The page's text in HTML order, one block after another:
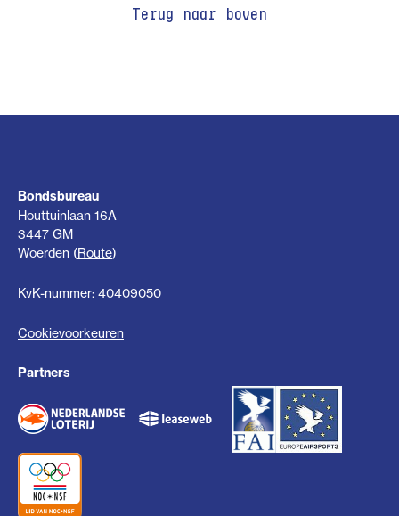
Terug naar boven
Bondsbureau
Houttuinlaan 16A
3447 GM
Woerden (Route)
KvK-nummer: 40409050
Cookievoorkeuren
Partners